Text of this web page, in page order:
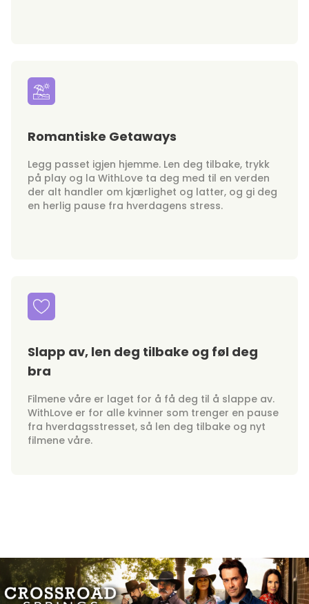
Romantiske Getaways
Legg passet igjen hjemme. Len deg tilbake, trykk
på play og la WithLove ta deg med til en verden
der alt handler om kjærlighet og latter, og gi deg
en herlig pause fra hverdagens stress.
Slapp av, len deg tilbake og føl deg
bra
Filmene våre er laget for å få deg til å slappe av.
WithLove er for alle kvinner som trenger en pause
fra hverdagsstresset, så len deg tilbake og nyt
filmene våre.